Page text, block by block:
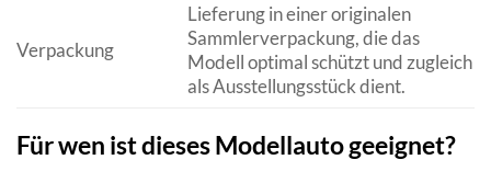
Verpackung
Lieferung in einer originalen
Sammlerverpackung, die das
Modell optimal schützt und zugleich
als Ausstellungsstück dient.
Für wen ist dieses Modellauto geeignet?